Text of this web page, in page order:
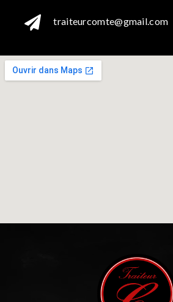
 traiteurcomte@gmail.com